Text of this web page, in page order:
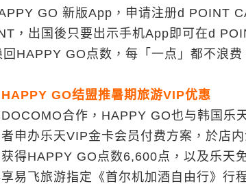
GO 新版App，申请注册d POINT
，出国後只要出示手机App即可在d
HAPPY GO点数，每「一点」都不浪费
GO结盟推暑期旅游VIP优惠
合作，HAPPY GO也与韩国乐
申办乐天VIP金卡会员付费方案，於店
得HAPPY GO点数6,600点，以及乐天
易飞旅游指定《首尔机加酒自由行》行